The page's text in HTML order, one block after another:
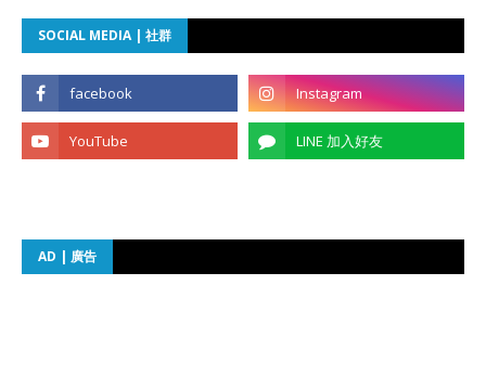
SOCIAL MEDIA | 社群
AD | 廣告